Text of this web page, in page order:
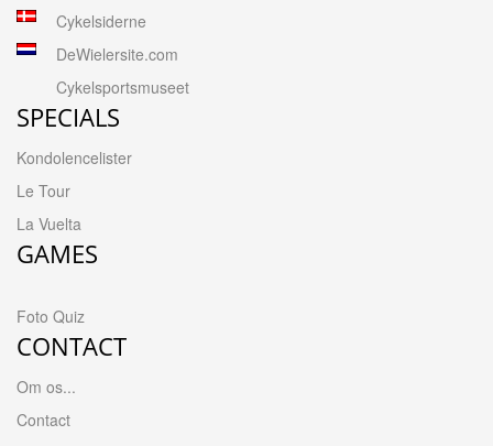
Cykelsiderne
DeWielersite.com
Cykelsportsmuseet
SPECIALS
Kondolencelister
Le Tour
La Vuelta
GAMES
Foto Quiz
CONTACT
Om os...
Contact